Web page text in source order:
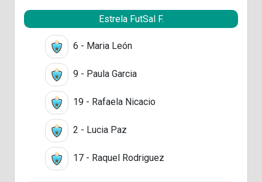
Estrela FutSal F.
6 - Maria León
9 - Paula Garcia
19 - Rafaela Nicacio
2 - Lucia Paz
17 - Raquel Rodriguez